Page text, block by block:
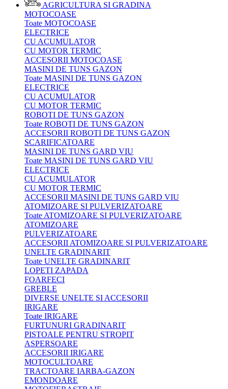
AGRICULTURA SI GRADINA
MOTOCOASE
Toate MOTOCOASE
ELECTRICE
CU ACUMULATOR
CU MOTOR TERMIC
ACCESORII MOTOCOASE
MASINI DE TUNS GAZON
Toate MASINI DE TUNS GAZON
ELECTRICE
CU ACUMULATOR
CU MOTOR TERMIC
ROBOTI DE TUNS GAZON
Toate ROBOTI DE TUNS GAZON
ACCESORII ROBOTI DE TUNS GAZON
SCARIFICATOARE
MASINI DE TUNS GARD VIU
Toate MASINI DE TUNS GARD VIU
ELECTRICE
CU ACUMULATOR
CU MOTOR TERMIC
ACCESORII MASINI DE TUNS GARD VIU
ATOMIZOARE SI PULVERIZATOARE
Toate ATOMIZOARE SI PULVERIZATOARE
ATOMIZOARE
PULVERIZATOARE
ACCESORII ATOMIZOARE SI PULVERIZATOARE
UNELTE GRADINARIT
Toate UNELTE GRADINARIT
LOPETI ZAPADA
FOARFECI
GREBLE
DIVERSE UNELTE SI ACCESORII
IRIGARE
Toate IRIGARE
FURTUNURI GRADINARIT
PISTOALE PENTRU STROPIT
ASPERSOARE
ACCESORII IRIGARE
MOTOCULTOARE
TRACTOARE IARBA-GAZON
EMONDOARE